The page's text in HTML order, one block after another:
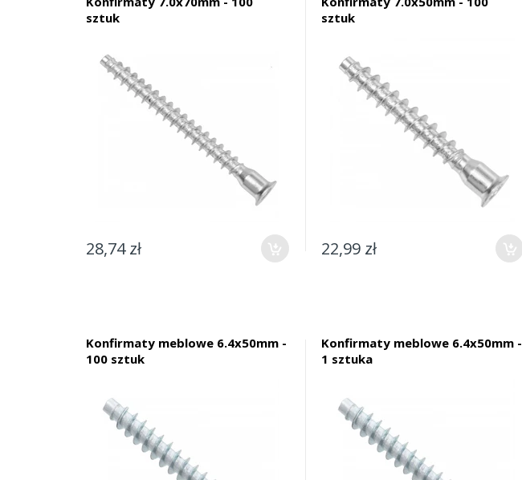
sztuk
28,74 zł
sztuk
22,99 zł
Konfirmaty meblowe 6.4x50mm -
100 sztuk
Konfirmaty meblowe 6.4x50mm -
1 sztuka